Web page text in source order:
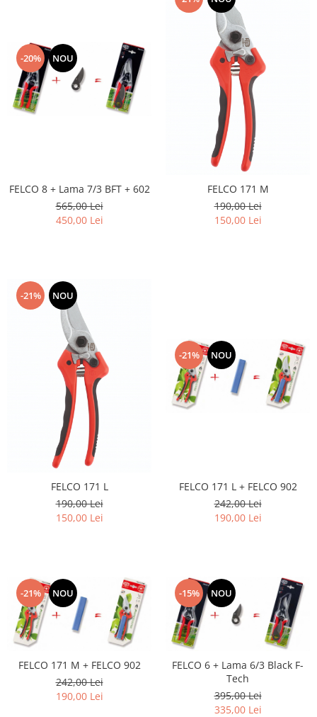
-20% NOU
FELCO 8 + Lama 7/3 BFT + 602
565,00 Lei
450,00 Lei
FELCO 171 M
190,00 Lei
150,00 Lei
-21% NOU
FELCO 171 L
190,00 Lei
150,00 Lei
-21% NOU
FELCO 171 L + FELCO 902
242,00 Lei
190,00 Lei
-21% NOU
FELCO 171 M + FELCO 902
242,00 Lei
190,00 Lei
-15% NOU
FELCO 6 + Lama 6/3 Black F-
Tech
395,00 Lei
335,00 Lei